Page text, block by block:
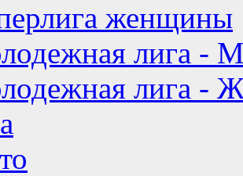
женщины
лига -
лига -